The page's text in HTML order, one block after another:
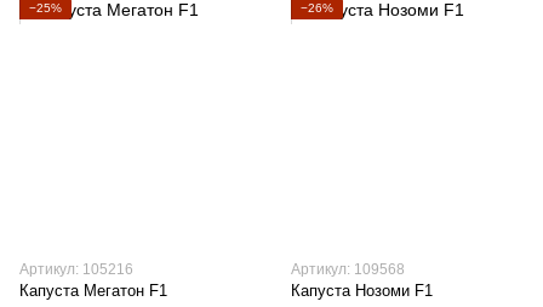
−25%
Артикул: 105216
Капуста Мегатон F1
−26%
Артикул: 109568
Капуста Нозоми F1